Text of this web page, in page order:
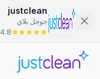
justclean
جوجل بلاي
4.8 تقييم